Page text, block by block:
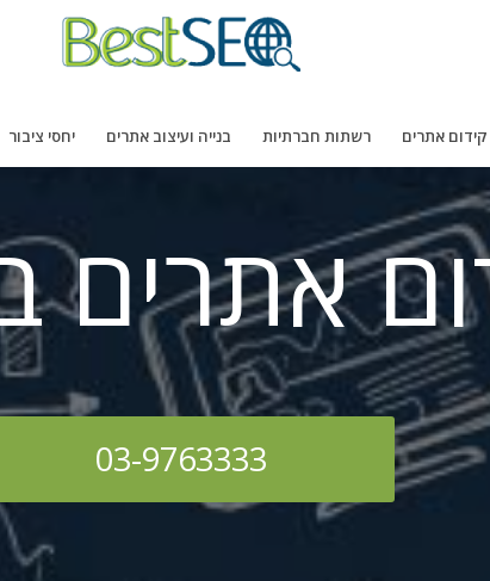
אתרים רשתות חברתיות בנייה ועיצוב אתרים יחסי ציבור
אתרים
03-9763333